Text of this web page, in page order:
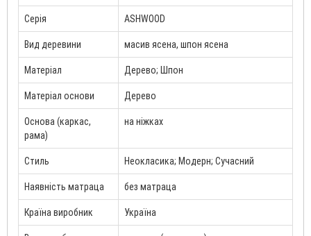
Серія ASHWOOD
Вид деревини масив ясена, шпон ясена
Матеріал Дерево; Шпон
Матеріал основи Дерево
Основа (каркас,
рама)
на ніжках
Стиль Неокласика; Модерн; Сучасний
Наявність матраца без матраца
Країна виробник Україна